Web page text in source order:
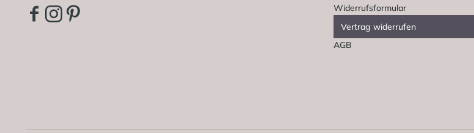
Widerrufsformular
Vertrag widerrufen
AGB